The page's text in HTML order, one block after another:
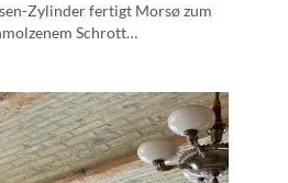
Zylinder fertigt Morsø zum
Schrott…